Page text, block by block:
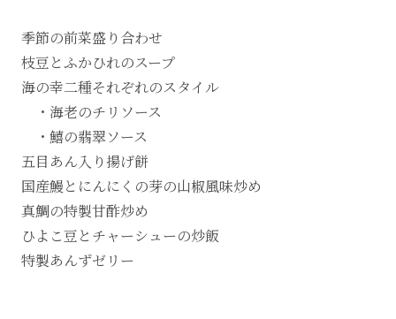
季節の前菜盛り合わせ
枝豆とふかひれのスープ
海の幸二種それぞれのスタイル
・海老のチリソース
・鱚の翡翠ソース
五目あん入り揚げ餅
国産鰻とにんにくの芽の山椒風味炒め
真鯛の特製甘酢炒め
ひよこ豆とチャーシューの炒飯
特製あんずゼリー